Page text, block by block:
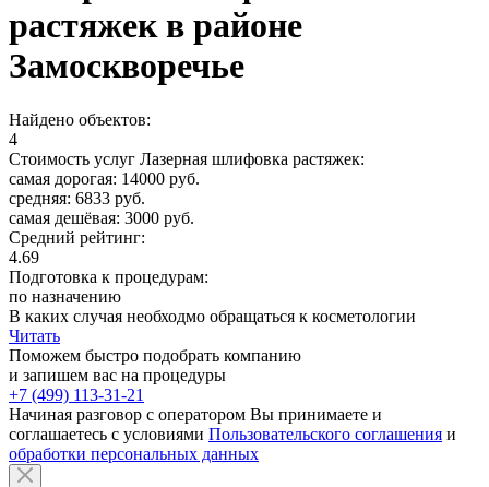
растяжек в районе
Замоскворечье
Найдено объектов:
4
Стоимость услуг Лазерная шлифовка растяжек:
самая дорогая: 14000 руб.
средняя: 6833 руб.
самая дешёвая: 3000 руб.
Средний рейтинг:
4.69
Подготовка к процедурам:
по назначению
В каких случая необходмо обращаться к косметологии
Читать
Поможем быстро подобрать компанию
и запишем вас на процедуры
+7 (499) 113-31-21
Начиная разговор с оператором Вы принимаете и
соглашаетесь с условиями Пользовательского соглашения и
обработки персональных данных